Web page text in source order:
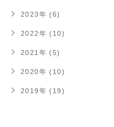
2023年 (6)
2022年 (10)
2021年 (5)
2020年 (10)
2019年 (19)